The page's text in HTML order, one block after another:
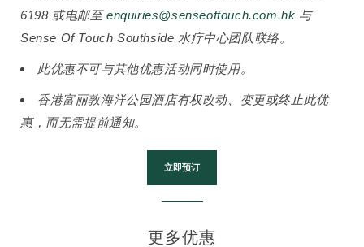
6198 或电邮至enquiries@senseoftouch.com.hk 与
Sense Of Touch Southside 水疗中心团队联络。
此优惠不可与其他优惠活动同时使用。
香港富丽敦海洋公园酒店有权改动、变更或终止此优
惠，而无需提前通知。
立即预订
更多优惠